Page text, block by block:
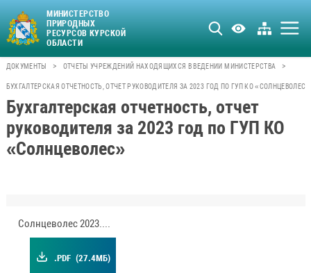
МИНИСТЕРСТВО
ПРИРОДНЫХ
РЕСУРСОВ КУРСКОЙ
ОБЛАСТИ
ДОКУМЕНТЫ > ОТЧЕТЫ УЧРЕЖДЕНИЙ НАХОДЯЩИХСЯ В ВЕДЕНИИ МИНИСТЕРСТВА >
БУХГАЛТЕРСКАЯ ОТЧЕТНОСТЬ, ОТЧЕТ РУКОВОДИТЕЛЯ ЗА 2023 ГОД ПО ГУП КО «СОЛНЦЕВОЛЕС»
Бухгалтерская отчетность, отчет
руководителя за 2023 год по ГУП КО
«Солнцеволес»
Солнцеволес 2023.pdf
.PDF (27.4МБ)